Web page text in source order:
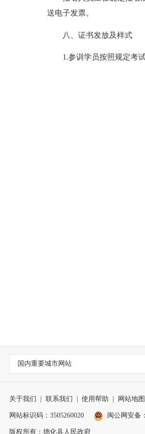
送电子发票。
八、证书发放及样式
1.参训学员按照规定考试
国内重要城市网站
关于我们 联系我们 使用帮助 网站地图
网站标识码：3505260020 闽公网安备
版权所有：德化县人民政府